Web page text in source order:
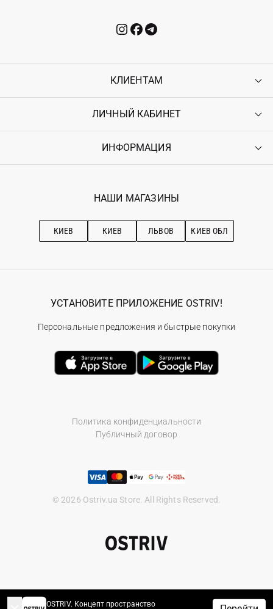
КЛИЕНТАМ
Контакты
Возврат
Гарантия
ЛИЧНЫЙ КАБИНЕТ
Войти
Ostriv Club+
ИНФОРМАЦИЯ
Наши магазини
Рекомендации по уходу
НАШИ МАГАЗИНЫ
КИЕВ КИЕВ ЛЬВОВ КИЕВ ОБЛ
Политика конфиденциальности
Публичный договор
© 2026 Ostriv.ua Store. All Rights Reserved.
УСТАНОВИТЕ ПРИЛОЖЕНИЕ OSTRIV!
Персональные предложения и быстрые покупки
OSTRIV. Концепт пространство